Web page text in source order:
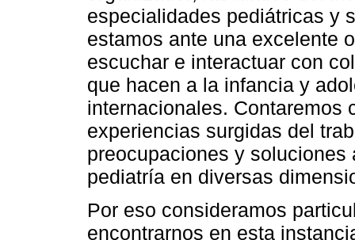
especialidades pediátricas y
estamos ante una excelente
escuchar e interactuar con
que hacen a la infancia y
internacionales. Contaremos
experiencias surgidas del
preocupaciones y
pediatría en diversas
Por eso consideramos
encontrarnos en esta